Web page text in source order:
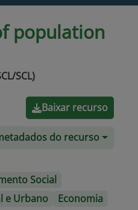
population
SCL)
Baixar recurso
do recurso
Social
e Urbano
Economia